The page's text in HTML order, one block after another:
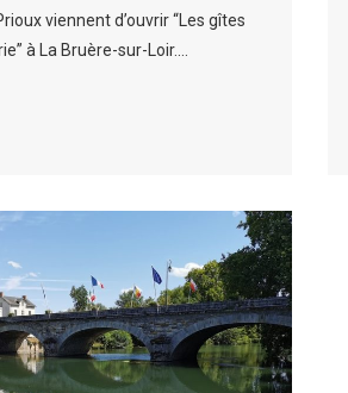
viennent d’ouvrir “Les gîtes
à La Bruère-sur-Loir.…